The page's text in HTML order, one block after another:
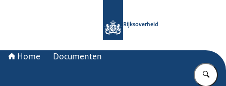
Rijksoverheid
Home Documenten